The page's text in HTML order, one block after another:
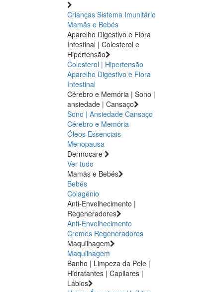
Crianças Sistema Imunitário
Mamãs e Bebés
Aparelho Digestivo e Flora
Intestinal | Colesterol e
Hipertensão
Colesterol | Hipertensão
Aparelho Digestivo e Flora
Intestinal
Cérebro e Memória | Sono |
ansiedade | Cansaço
Sono | Ansiedade Cansaço
Cérebro e Memória
Óleos Essenciais
Menopausa
Dermocare
Ver tudo
Mamãs e Bebés
Bebés
Colagénio
Anti-Envelhecimento |
Regeneradores
Anti-Envelhecimento
Cremes Regeneradores
Maquilhagem
Maquilhagem
Banho | Limpeza da Pele |
Hidratantes | Capilares |
Lábios